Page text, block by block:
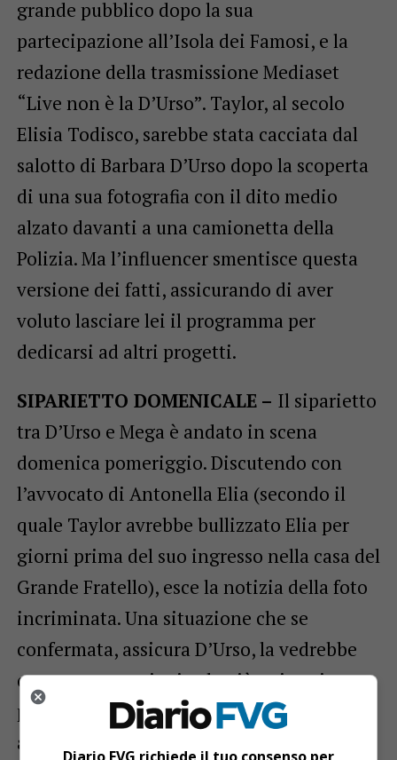
grande pubblico dopo la sua
partecipazione all’Isola dei Famosi, e la
redazione della trasmissione Mediaset
“Live non è la D’Urso”. Taylor, al secolo
Elisia Todisco, sarebbe stata cacciata dal
salotto di Barbara D’Urso dopo la scoperta
di una sua fotografia con il dito medio
alzato davanti a una camionetta della
Polizia. Ma l’influencer smentisce questa
versione dei fatti, assicurando di aver
voluto lasciare lei il programma per
dedicarsi ad altri progetti.
SIPARIETTO DOMENICALE – Il siparietto
tra D’Urso e Mega è andato in scena
domenica pomeriggio. Discutendo con
l’avvocato di Antonella Elia (secondo il
quale Taylor avrebbe bullizzato Elia per
giorni prima del suo ingresso nella casa del
Grande Fratello), esce la notizia della foto
incriminata. Una situazione che se
confermata, assicura D’Urso, la vedrebbe
costretta a non invitarla più nei suoi
programmi. Ma Mega ribalta la questione,
ammettendo di non ricordarsi
Diario FVG richiede il tuo consenso per